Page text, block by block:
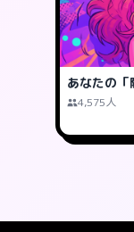
あなたの
4,575人